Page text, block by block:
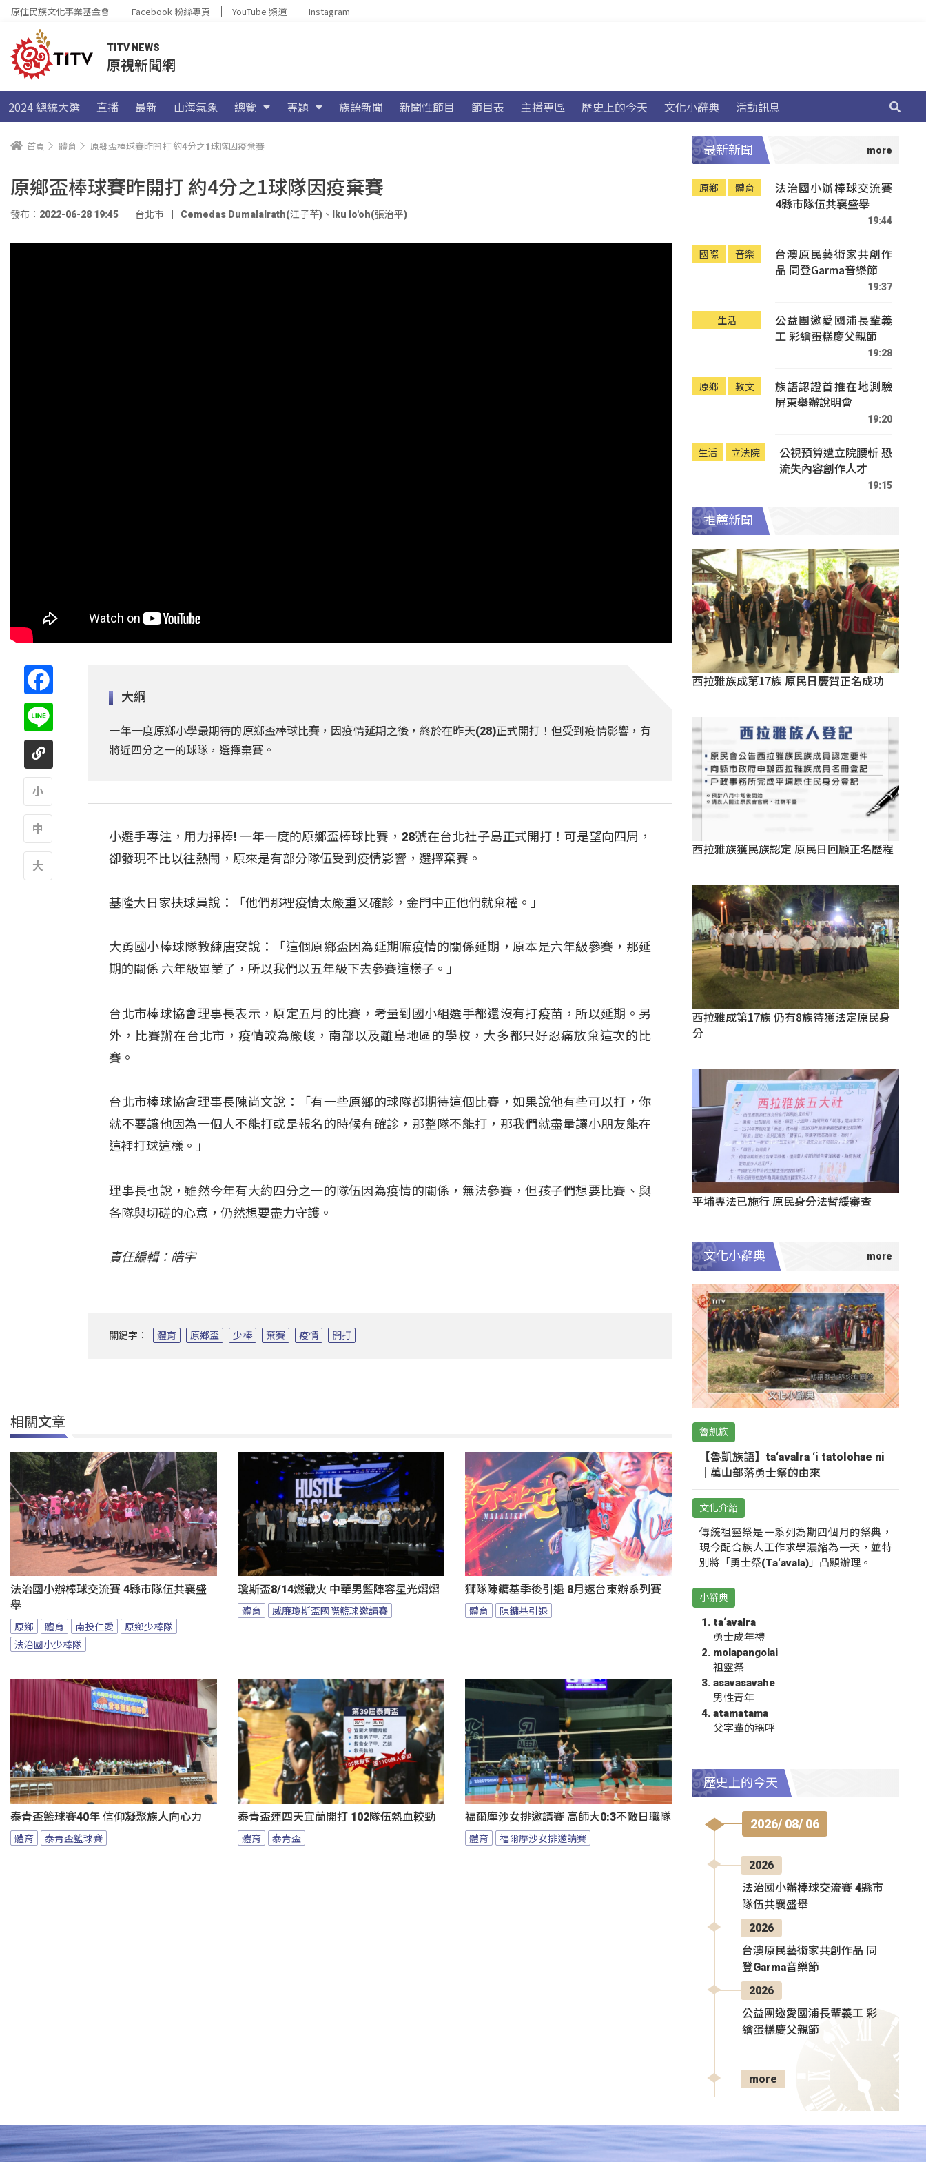
原住民族文化事業基金會 Facebook 粉絲專頁 YouTube 頻道 Instagram
TITV NEWS
原視新聞網
2024 總統大選 直播 最新 山海氣象 總覽 專題 族語新聞 新聞性節目 節目表 主播專區 歷史上的今天 文化小辭典 活動訊息
首頁 體育 原鄉盃棒球賽昨開打 約4分之1球隊因疫棄賽
原鄉盃棒球賽昨開打 約4分之1球隊因疫棄賽
發布：2022-06-28 19:45 台北市 Cemedas Dumalalrath(江子芊) 、 Iku lo'oh(張治平)
大綱
一年一度原鄉小學最期待的原鄉盃棒球比賽，因疫情延期之後，終於在昨天(28)正式開打！但受到疫情影響，有
將近四分之一的球隊，選擇棄賽。
小選手專注，用力揮棒! 一年一度的原鄉盃棒球比賽，28號在台北社子島正式開打！可是望向四周，
卻發現不比以往熱鬧，原來是有部分隊伍受到疫情影響，選擇棄賽。
基隆大日家扶球員說：「他們那裡疫情太嚴重又確診，金門中正他們就棄權。」
大勇國小棒球隊教練唐安說：「這個原鄉盃因為延期嘛疫情的關係延期，原本是六年級參賽，那延
期的關係 六年級畢業了，所以我們以五年級下去參賽這樣子。」
台北市棒球協會理事長表示，原定五月的比賽，考量到國小組選手都還沒有打疫苗，所以延期。另
外，比賽辦在台北市，疫情較為嚴峻，南部以及離島地區的學校，大多都只好忍痛放棄這次的比
賽。
台北市棒球協會理事長陳尚文說：「有一些原鄉的球隊都期待這個比賽，如果說他有些可以打，你
就不要讓他因為一個人不能打或是報名的時候有確診，那整隊不能打，那我們就盡量讓小朋友能在
這裡打球這樣。」
理事長也說，雖然今年有大約四分之一的隊伍因為疫情的關係，無法參賽，但孩子們想要比賽、與
各隊與切磋的心意，仍然想要盡力守護。
責任編輯：皓宇
關鍵字： 體育 原鄉盃 少棒 棄賽 疫情 開打
相關文章
法治國小辦棒球交流賽 4縣市隊伍共襄盛
舉
原鄉 體育 南投仁愛
原鄉少棒隊
法治國小少棒隊
瓊斯盃8/14燃戰火 中華男籃陣容星光熠熠
體育 威廉瓊斯盃國際籃球邀請賽
獅隊陳鏞基季後引退 8月返台東辦系列賽
體育 陳鏞基引退
泰青盃籃球賽40年 信仰凝聚族人向心力
體育 泰青盃籃球賽
泰青盃連四天宜蘭開打 102隊伍熱血較勁
體育 泰青盃
福爾摩沙女排邀請賽 高師大0:3不敵日職隊
體育 福爾摩沙女排邀請賽
最新新聞
原鄉 體育
法治國小辦棒球交流賽
4縣市隊伍共襄盛舉
19:44
國際 音樂
台澳原民藝術家共創作
品 同登Garma音樂節
19:37
生活
公益團邀愛國浦長輩義
工 彩繪蛋糕慶父親節
19:28
原鄉 教文
族語認證首推在地測驗
屏東舉辦說明會
19:20
生活 立法院
公視預算遭立院腰斬 恐
流失內容創作人才
19:15
推薦新聞
西拉雅族成第17族 原民日慶賀正名成功
西拉雅族獲民族認定 原民日回顧正名歷程
西拉雅成第17族 仍有8族待獲法定原民身
分
平埔專法已施行 原民身分法暫緩審查
文化小辭典
魯凱族
【魯凱族語】ta‘avalra ‘i tatolohae ni
｜萬山部落勇士祭的由來
文化介紹
傳統祖靈祭是一系列為期四個月的祭典，
現今配合族人工作求學濃縮為一天，並特
別將「勇士祭(Ta‘avala)」凸顯辦理。
小辭典
ta‘avalra
勇士成年禮
molapangolai
祖靈祭
asavasavahe
男性青年
atamatama
父字輩的稱呼
歷史上的今天
2026/ 08/ 06
2026
法治國小辦棒球交流賽 4縣市
隊伍共襄盛舉
2026
台澳原民藝術家共創作品 同
登Garma音樂節
2026
公益團邀愛國浦長輩義工 彩
繪蛋糕慶父親節
more